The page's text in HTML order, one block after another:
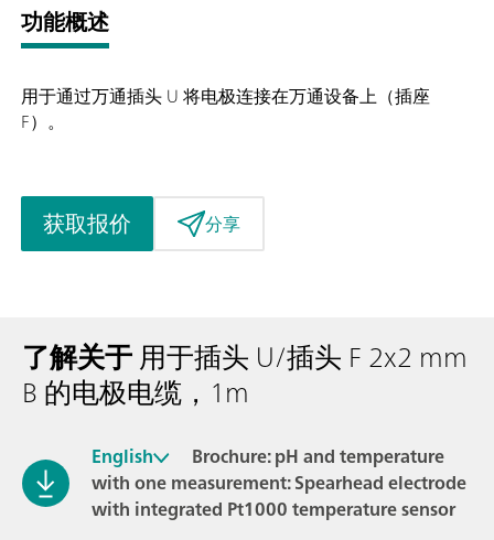
功能概述
用于通过万通插头 U 将电极连接在万通设备上（插座
F）。
获取报价 分享
了解关于用于插头 U/插头 F 2x2 mm
B 的电极电缆，1m
English
Brochure: pH and temperature
with one measurement: Spearhead electrode
with integrated Pt1000 temperature sensor